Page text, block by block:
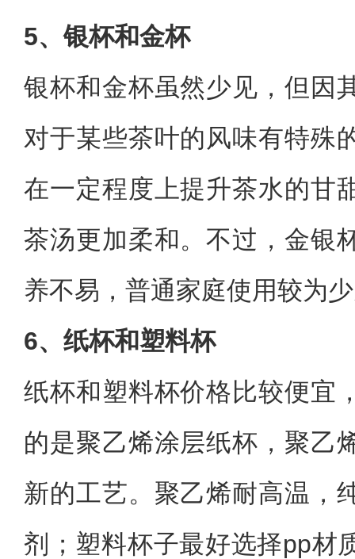
5、银杯和金杯
银杯和金杯虽然少见，但因
对于某些茶叶的风味有特殊
在一定程度上提升茶水的甘
茶汤更加柔和。不过，金银
养不易，普通家庭使用较为
6、纸杯和塑料杯
纸杯和塑料杯价格比较便宜
的是聚乙烯涂层纸杯，聚乙
新的工艺。聚乙烯耐高温，
剂；塑料杯子最好选择pp材